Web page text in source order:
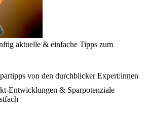
aktuelle & einfache Tipps zum
von den durchblicker Expert:innen
Entwicklungen & Sparpotenziale